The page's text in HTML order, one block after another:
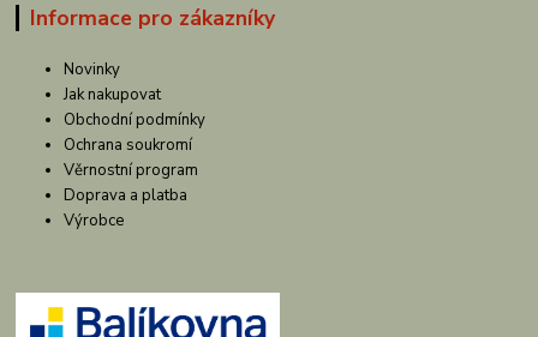
Informace pro zákazníky
Novinky
Jak nakupovat
Obchodní podmínky
Ochrana soukromí
Věrnostní program
Doprava a platba
Výrobce